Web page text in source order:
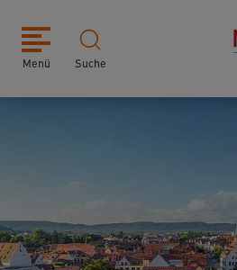
Menü Suche